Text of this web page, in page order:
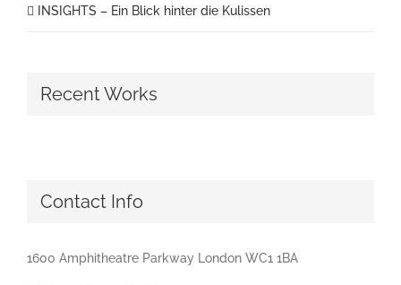
INSIGHTS – Ein Blick hinter die Kulissen
Recent Works
Contact Info
1600 Amphitheatre Parkway London WC1 1BA